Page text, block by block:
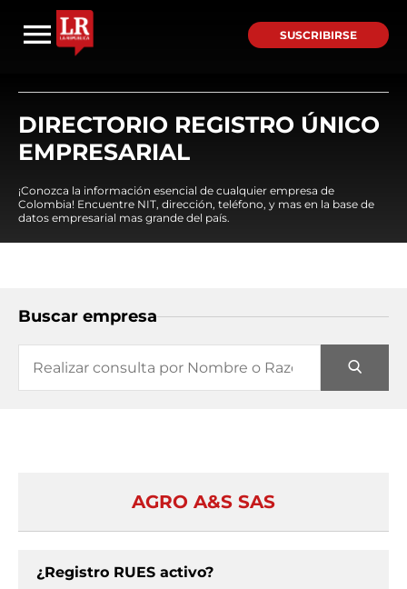
SUSCRIBIRSE
DIRECTORIO REGISTRO ÚNICO
EMPRESARIAL
¡Conozca la información esencial de cualquier empresa de
Colombia! Encuentre NIT, dirección, teléfono, y mas en la base de
datos empresarial mas grande del país.
Buscar empresa
AGRO A&S SAS
¿Registro RUES activo?